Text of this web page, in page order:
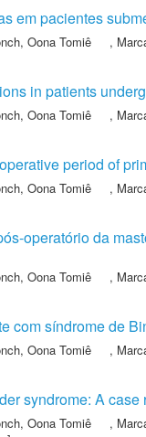
em pacientes
Oona Tomiê ,
in patients
Oona Tomiê ,
period of
Oona Tomiê ,
operatório da
Oona Tomiê ,
com síndrome de
Oona Tomiê ,
syndrome: A
Oona Tomiê ,